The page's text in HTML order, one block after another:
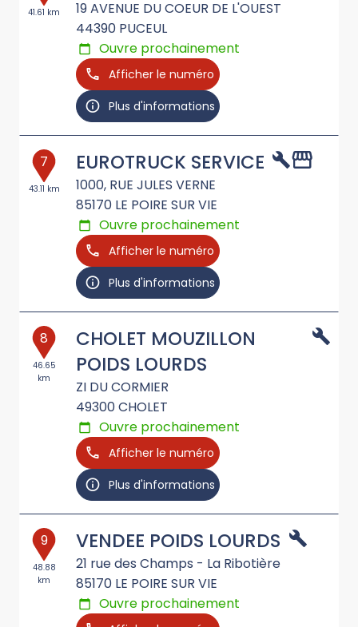
41.61 km
19 AVENUE DU COEUR DE L'OUEST
44390 PUCEUL
Ouvre prochainement
Afficher le numéro
Plus d'informations
7
43.11 km
EUROTRUCK SERVICE
1000, RUE JULES VERNE
85170 LE POIRE SUR VIE
Ouvre prochainement
Afficher le numéro
Plus d'informations
8
46.65
km
CHOLET MOUZILLON
POIDS LOURDS
ZI DU CORMIER
49300CHOLET
Ouvre prochainement
Afficher le numéro
Plus d'informations
9
48.88
km
VENDEE POIDS LOURDS
21 rue des Champs - La Ribotière
85170 LE POIRE SUR VIE
Ouvre prochainement